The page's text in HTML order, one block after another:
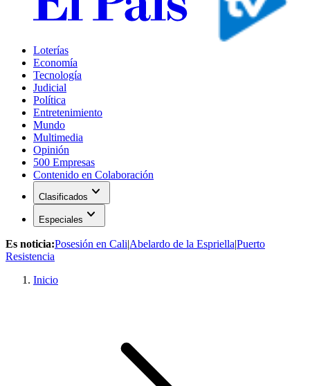
Loterías
Economía
Tecnología
Judicial
Política
Entretenimiento
Mundo
Multimedia
Opinión
500 Empresas
Contenido en Colaboración
Clasificados expand_more
Especiales expand_more
Es noticia:Posesión en Cali|Abelardo de la Espriella|Puerto
Resistencia
Inicio